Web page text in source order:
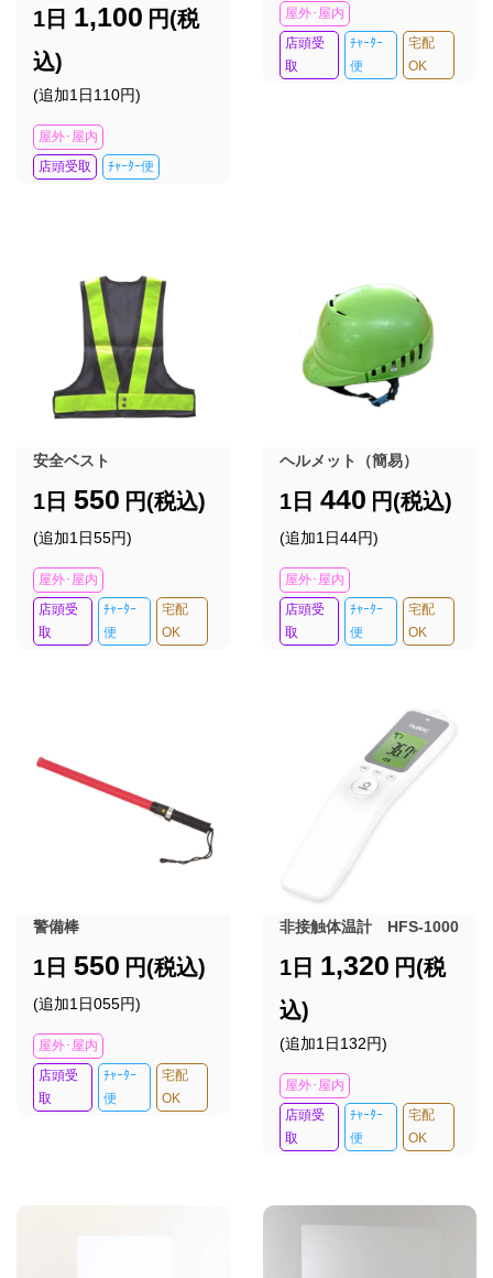
1日 1,100 円(税
込)
(追加1日110円)
屋外･屋内
店頭受取
ﾁｬｰﾀｰ便
屋外･屋内
店頭受
取
ﾁｬｰﾀｰ
便
宅配
OK
安全ベスト
1日 550 円(税込)
(追加1日55円)
屋外･屋内
店頭受
取
ﾁｬｰﾀｰ
便
宅配
OK
ヘルメット（簡易）
1日 440 円(税込)
(追加1日44円)
屋外･屋内
店頭受
取
ﾁｬｰﾀｰ
便
宅配
OK
警備棒
1日 550 円(税込)
(追加1日055円)
屋外･屋内
店頭受
取
ﾁｬｰﾀｰ
便
宅配
OK
非接触体温計 HFS-1000
1日 1,320 円(税
込)
(追加1日132円)
屋外･屋内
店頭受
取
ﾁｬｰﾀｰ
便
宅配
OK